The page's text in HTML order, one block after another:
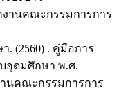
กงานคณะกรรมการการ
(2560) . คู่มือการ
อุดมศึกษา พ.ศ.
านคณะกรรมการการ